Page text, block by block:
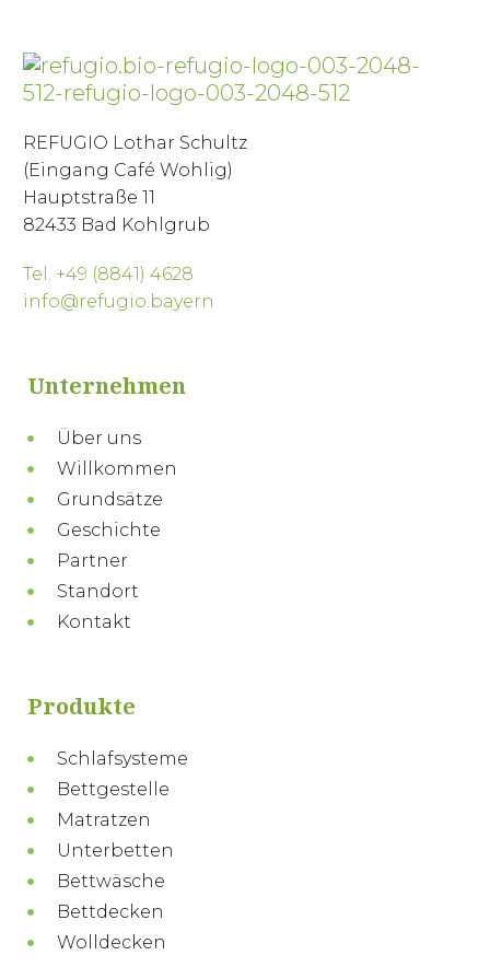
REFUGIO Lothar Schultz
(Eingang Café Wohlig)
Hauptstraße 11
82433 Bad Kohlgrub
Tel. +49 (8841) 4628
info@refugio.bayern
Unternehmen
Über uns
Willkommen
Grundsätze
Geschichte
Partner
Standort
Kontakt
Produkte
Schlafsysteme
Bettgestelle
Matratzen
Unterbetten
Bettwäsche
Bettdecken
Wolldecken